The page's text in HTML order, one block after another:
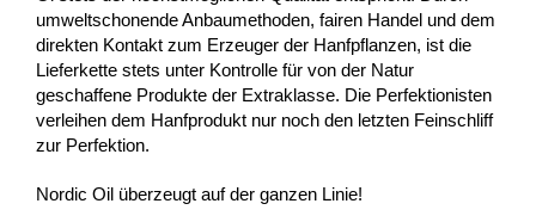
umweltschonende Anbaumethoden, fairen Handel und dem
direkten Kontakt zum Erzeuger der Hanfpflanzen, ist die
Lieferkette stets unter Kontrolle für von der Natur
geschaffene Produkte der Extraklasse. Die Perfektionisten
verleihen dem Hanfprodukt nur noch den letzten Feinschliff
zur Perfektion.
Nordic Oil überzeugt auf der ganzen Linie!